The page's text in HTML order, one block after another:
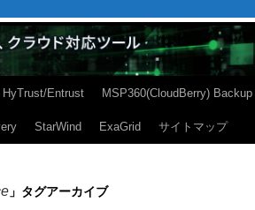
HyTrust/Entrust MSP360(CloudBerry) Backup
StarWind ExaGrid サイトマップ
」タグアーカイブ